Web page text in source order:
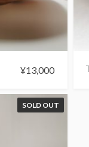
¥13,000
SOLD OUT